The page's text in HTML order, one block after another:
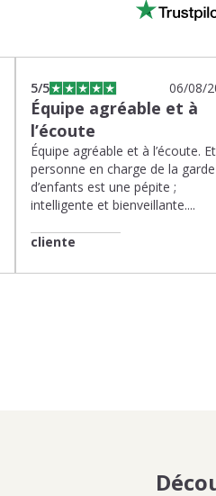
5/5 06/08/
Équipe agréable et à
l’écoute
Équipe agréable et à l’écoute.
personne en charge de la garde
d’enfants est une pépite ;
intelligente et bienveillante....
cliente